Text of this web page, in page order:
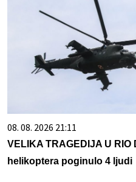
08. 08. 2026 21:11
VELIKA TRAGEDIJA U RIO
helikoptera poginulo 4 ljudi